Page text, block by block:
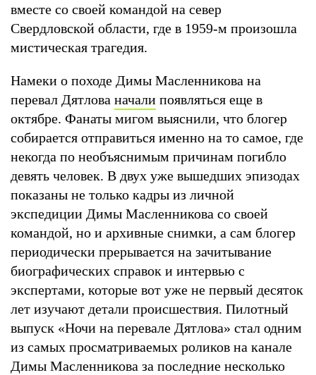
вместе со своей командой на север
Свердловской области, где в 1959-м произошла
мистическая трагедия.
Намеки о походе Димы Масленникова на
перевал Дятлова начали появляться еще в
октябре. Фанаты мигом выяснили, что блогер
собирается отправиться именно на то самое, где
некогда по необъяснимым причинам погибло
девять человек. В двух уже вышедших эпизодах
показаны не только кадры из личной
экспедиции Димы Масленникова со своей
командой, но и архивные снимки, а сам блогер
периодически прерывается на зачитывание
биографических справок и интервью с
экспертами, которые вот уже не первый десяток
лет изучают детали происшествия. Пилотный
выпуск «Ночи на перевале Дятлова» стал одним
из самых просматриваемых роликов на канале
Димы Масленникова за последние несколько